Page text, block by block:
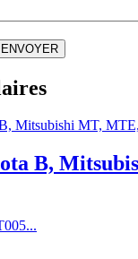
ENVOYER
B,